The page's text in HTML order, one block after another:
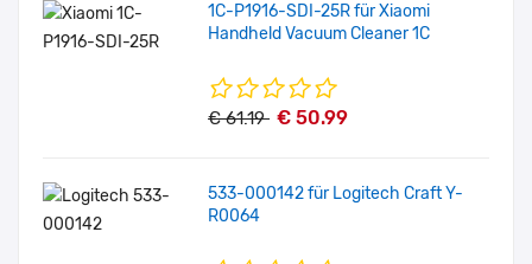
1C-P1916-SDI-25R für Xiaomi
Handheld Vacuum Cleaner 1C
€ 61.19 € 50.99
533-000142 für Logitech Craft Y-
R0064